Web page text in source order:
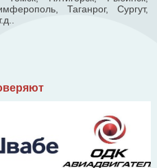
Таганрог, Сургут,